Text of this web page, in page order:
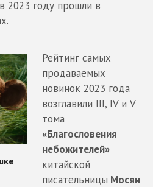
2023 году прошли в
Рейтинг самых
продаваемых
новинок 2023 года
возглавили III, IV и V
тома
«Благословения
небожителей»
китайской
писательницы Мосян